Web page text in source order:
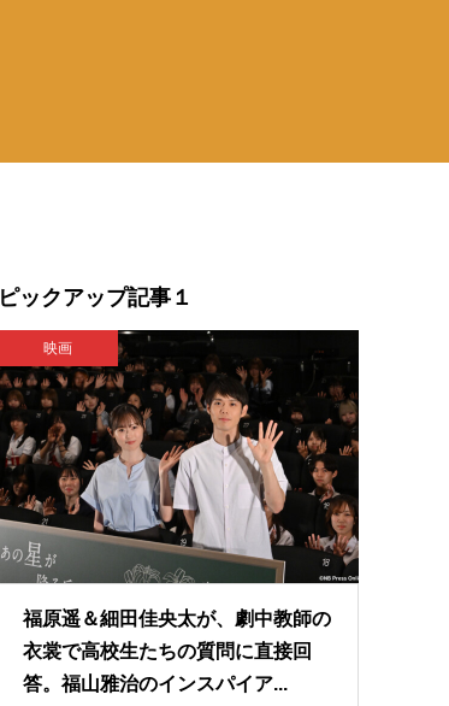
ピックアップ記事１
映画
福原遥＆細田佳央太が、劇中教師の
衣裳で高校生たちの質問に直接回
答。福山雅治のインスパイア...